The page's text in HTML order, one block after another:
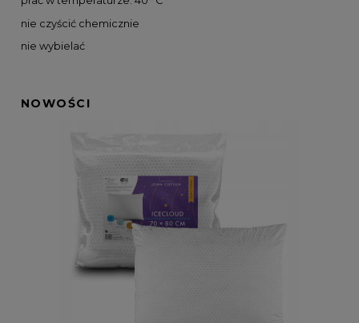
nie czyścić chemicznie
nie wybielać
NOWOŚCI